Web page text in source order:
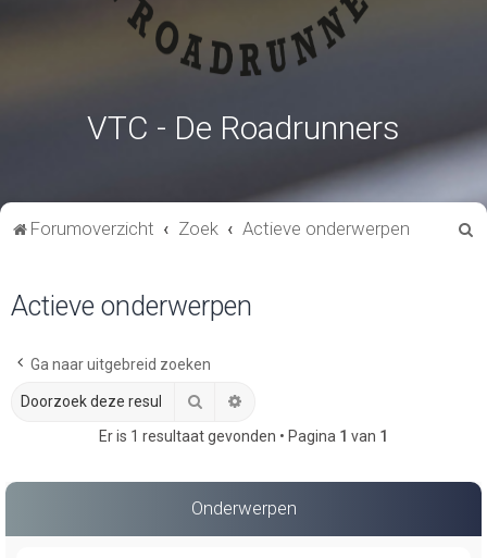
VTC - De Roadrunners
Forumoverzicht Zoek Actieve onderwerpen
Actieve onderwerpen
Ga naar uitgebreid zoeken
Zoek
Er is 1 resultaat gevonden • Pagina 1 van 1
Onderwerpen